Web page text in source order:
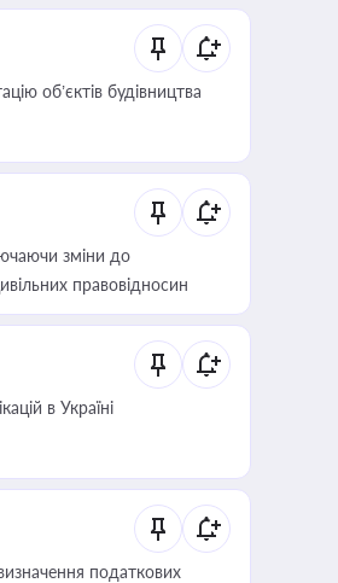
об’єктів будівництва
зміни до
правовідносин
в Україні
податкових